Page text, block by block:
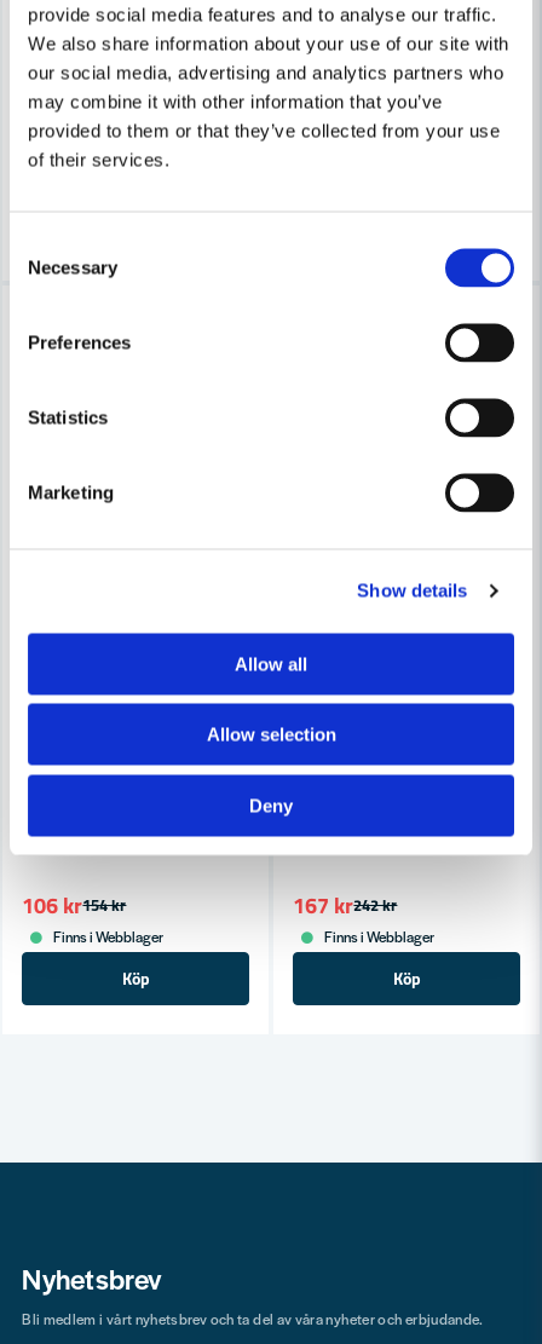
provide social media features and to analyse our traffic.
We also share information about your use of our site with
our social media, advertising and analytics partners who
may combine it with other information that you’ve
provided to them or that they’ve collected from your use
of their services.
Selection
Necessary
Preferences
Statistics
Marketing
Show details
Allow all
Allow selection
Deny
FAST
FAST CC Stolphållare CSU 90x90x4 CE
219 kr
117 kr
FAST
FAST CC Stolpplatta PSP
FAST CC Stolphållare CSUF 48x60
154 kr
106 kr
Finns i Webblager
Köp
FAST CC Stolphållare CSU
242 kr
167 kr
Finns i Webblager
Köp
Nyhetsbrev
Bli medlem i vårt nyhetsbrev och ta del av våra nyheter och erbjudande.